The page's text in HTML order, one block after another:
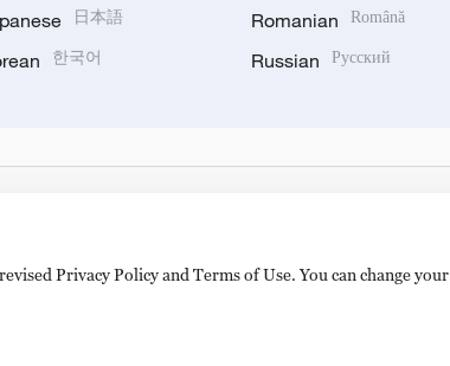
日本語
한국어
Romanian Română
Russian Русский
Privacy Policy and Terms of Use. You can change your